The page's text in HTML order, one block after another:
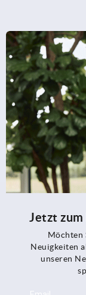
Jetzt
Möchten
Neuigkeiten
unseren